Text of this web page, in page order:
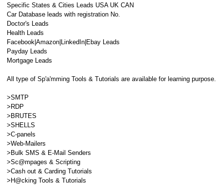
Specific States & Cities Leads USA UK CAN
Car Database leads with registration No.
Doctor's Leads
Health Leads
Facebook|Amazon|LinkedIn|Ebay Leads
Payday Leads
Mortgage Leads
All type of Sp'a'mming Tools & Tutorials are available for learning purpose.
>SMTP
>RDP
>BRUTES
>SHELLS
>C-panels
>Web-Mailers
>Bulk SMS & E-Mail Senders
>Sc@mpages & Scripting
>Cash out & Carding Tutorials
>H@cking Tools & Tutorials